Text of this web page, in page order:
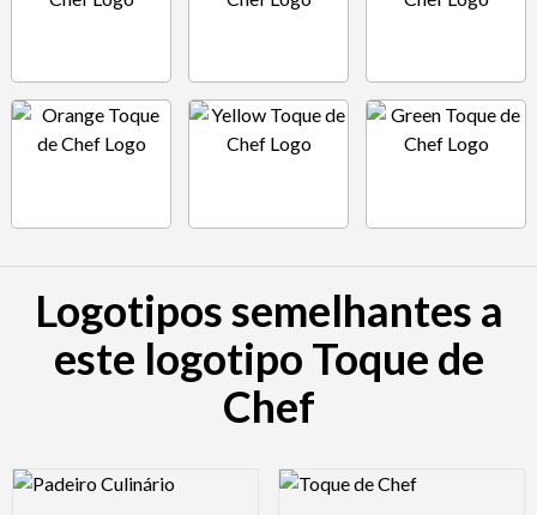
Logotipos semelhantes a
este logotipo Toque de
Chef
Logo Preview Image Logo Preview Image